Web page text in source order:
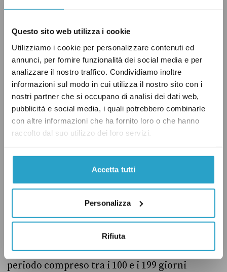
Questo sito web utilizza i cookie
Utilizziamo i cookie per personalizzare contenuti ed
annunci, per fornire funzionalità dei social media e per
analizzare il nostro traffico. Condividiamo inoltre
informazioni sul modo in cui utilizza il nostro sito con i
nostri partner che si occupano di analisi dei dati web,
pubblicità e social media, i quali potrebbero combinarle
con altre informazioni che ha fornito loro o che hanno
raccolto dal suo utilizzo dei loro servizi.
Accetta tutti
Personalizza
Rifiuta
contratti, anche di consulenza o
collaborazione, ma di contratti che siano titoli
adeguati a dimostrare una «esperienza
professionale maturata nella gestione e/o
nell’assistenza tecnica di programmi o progetti
finanziati da fondi europei e nazionali afferenti
la politica di coesione».
Inoltre non è sufficiente aver fornito qualche
consulenza o aver collaborato periodicamente
nel corso dei sei anni in questione per ottenere
i sei punti. Si richiedono infatti, per ottenere il
punto pieno per ogni anno di esperienza, un
minimo di 200 giornate lavorative. Se sono
meno il punteggio cala (0,5 punti per un
periodo compreso tra i 100 e i 199 giorni